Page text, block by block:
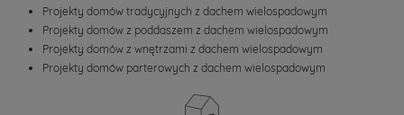
Projekty domów tradycyjnych z dachem wielospadowym
Projekty domów z poddaszem z dachem wielospadowym
Projekty domów z wnętrzami z dachem wielospadowym
Projekty domów parterowych z dachem wielospadowym